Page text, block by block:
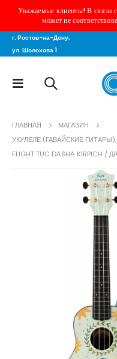
Уважаемые клиенты! В связи с
может не
г. Ростов-на-Дону,
ул. Шолохова 1
ГЛАВНАЯ
МАГАЗИН
УКУЛЕЛЕ (ГАВАЙСКИЕ ГИТАРЫ),
FLIGHT TUC DASHA